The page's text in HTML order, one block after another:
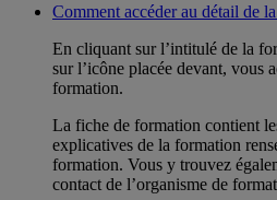
Comment accéder au détail de
En cliquant sur l’intitulé de la
sur l’icône placée devant, vous
formation.
La fiche de formation contient
explicatives de la formation
formation. Vous y trouvez
contact de l’organisme de